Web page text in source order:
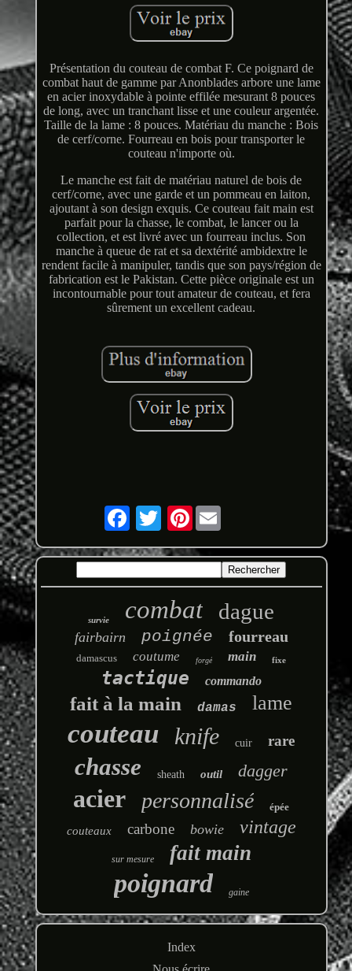
Présentation du couteau de combat F. Ce poignard de
combat haut de gamme par Anonblades arbore une lame
en acier inoxydable à pointe effilée mesurant 8 pouces
de long, avec un tranchant lisse et une couleur argentée.
Taille de la lame : 8 pouces. Matériau du manche : Bois
de cerf/corne. Fourreau en bois pour transporter le
couteau n'importe où.
Le manche est fait de matériau naturel de bois de
cerf/corne, avec une garde et un pommeau en laiton,
ajoutant à son design exquis. Ce couteau fait main est
parfait pour la chasse, le combat, le lancer ou la
collection, et est livré avec un fourreau inclus. Son
manche à queue de rat et sa dextérité ambidextre le
rendent facile à manipuler, tandis que son pays/région de
fabrication est le Pakistan. Cette pièce originale est un
incontournable pour tout amateur de couteau, et fera
sûrement un excellent cadeau.
Pinterest
survie combat dague
fairbairn poignée fourreau
damascus coutume forgé main fixe
tactique commando
fait à la main damas lame
couteau knife cuir rare
chasse sheath outil dagger
acier personnalisé épée
couteaux carbone bowie vintage
sur mesure fait main
poignard gaine
Index